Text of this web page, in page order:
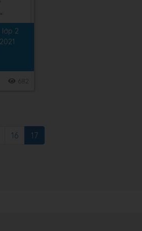
2
682
16 17